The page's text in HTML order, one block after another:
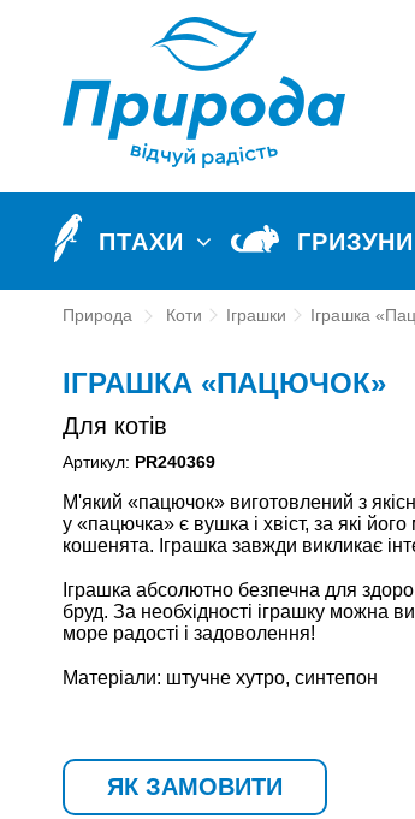
ПТАХИ ГРИЗУНИ
Природа Коти Іграшки Іграшка
ІГРАШКА «ПАЦЮЧОК»
Для котів
Артикул: PR240369
М'який «пацючок» виготовлений з
у «пацючка» є вушка і хвіст, за які
кошенята. Іграшка завжди викликає
Іграшка абсолютно безпечна для
бруд. За необхідності іграшку
море радості і задоволення!
Матеріали: штучне хутро, синтепон
ЯК ЗАМОВИТИ